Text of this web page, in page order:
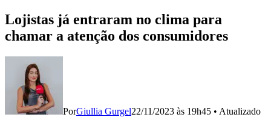
Lojistas já entraram no clima para
chamar a atenção dos consumidores
PorGiullia Gurgel22/11/2023 às 19h45 • Atualizado